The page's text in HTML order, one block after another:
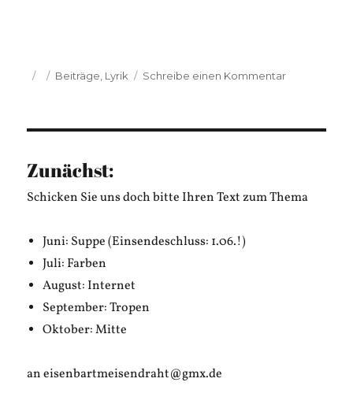
Veröffentlicht
Kategorien
Beiträge Lyrik Schreibe einen Kommentarzu
Zunächst:
Schicken Sie uns doch bitte Ihren Text zum Thema
Juni: Suppe (Einsendeschluss: 1.06.!)
Juli: Farben
August: Internet
September: Tropen
Oktober: Mitte
an eisenbartmeisendraht@gmx.de